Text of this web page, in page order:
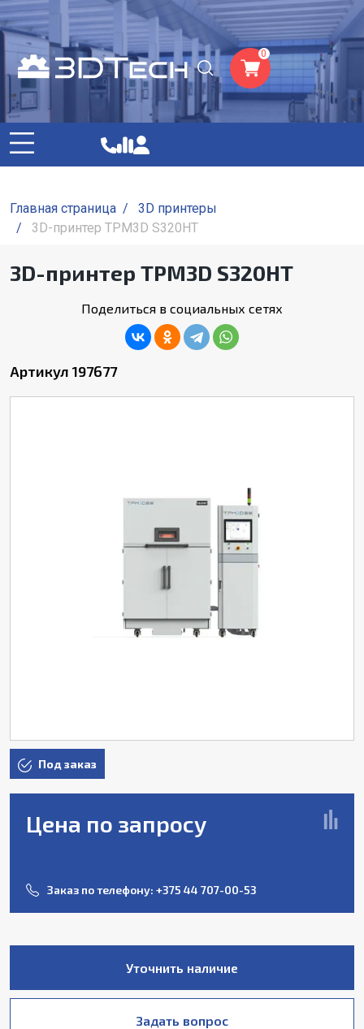
0
Главная страница /
3D принтеры
/
3D-принтер TPM3D S320HT
3D-принтер TPM3D S320HT
Поделиться в социальных сетях
Артикул 197677
Под заказ
Цена по запросу
Заказ по телефону: +375 44 707-00-53
Уточнить наличие
Задать вопрос